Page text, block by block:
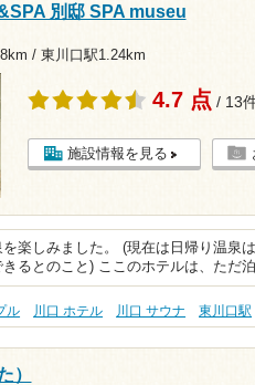
別邸 SPA museu
/ 東川口駅1.24km
4.7 点 / 13
施設情報を見る
楽しみました。 (現在は日帰り温泉
きるとのこと) ここのホテルは、ただ
ル 川口 ホテル 川口 サウナ 東川口駅
）